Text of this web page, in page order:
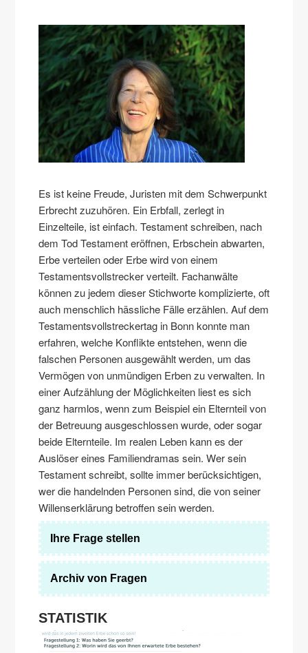
Es ist keine Freude, Juristen mit dem Schwerpunkt
Erbrecht zuzuhören. Ein Erbfall, zerlegt in
Einzelteile, ist einfach. Testament schreiben, nach
dem Tod Testament eröffnen, Erbschein abwarten,
Erbe verteilen oder Erbe wird von einem
Testamentsvollstrecker verteilt. Fachanwälte
können zu jedem dieser Stichworte komplizierte, oft
auch menschlich hässliche Fälle erzählen. Auf dem
Testamentsvollstreckertag in Bonn konnte man
erfahren, welche Konflikte entstehen, wenn die
falschen Personen ausgewählt werden, um das
Vermögen von unmündigen Erben zu verwalten. In
einer Aufzählung der Möglichkeiten liest es sich
ganz harmlos, wenn zum Beispiel ein Elternteil von
der Betreuung ausgeschlossen wurde, oder sogar
beide Elternteile. Im realen Leben kann es der
Auslöser eines Familiendramas sein. Wer sein
Testament schreibt, sollte immer berücksichtigen,
wer die handelnden Personen sind, die von seiner
Willenserklärung betroffen sein werden.
Ihre Frage stellen
Archiv von Fragen
STATISTIK